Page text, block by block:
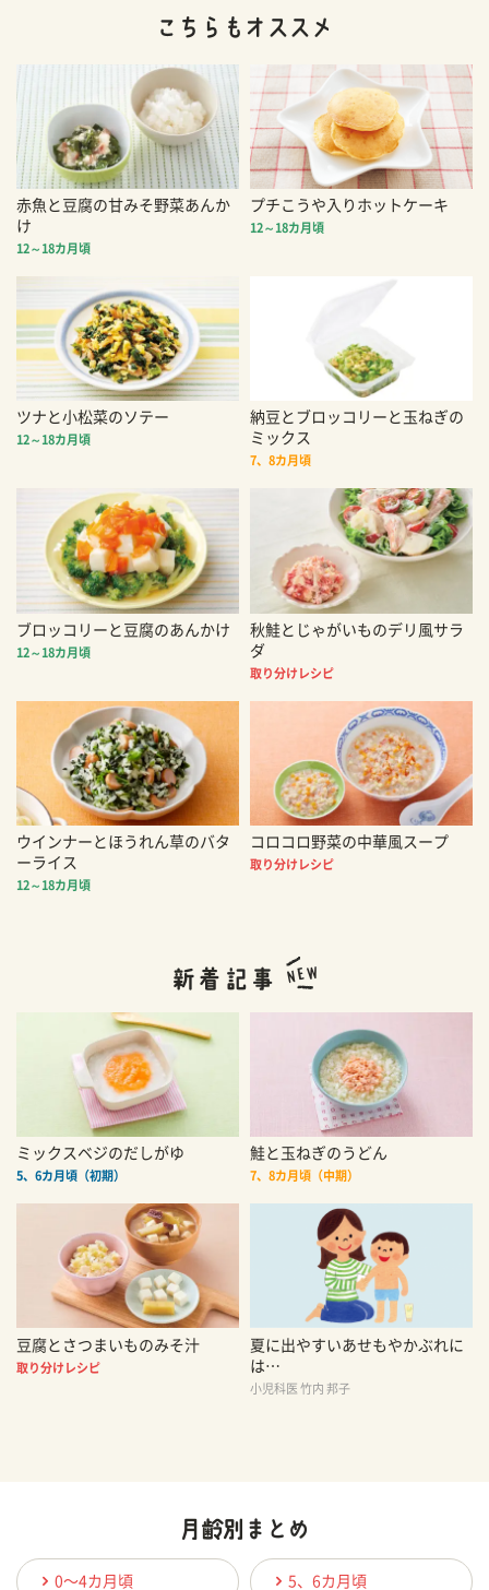
赤魚と豆腐の甘みそ野菜あんか
け
12～18カ月頃
プチこうや入りホットケーキ
12～18カ月頃
ツナと小松菜のソテー
12～18カ月頃
納豆とブロッコリーと玉ねぎの
ミックス
7、8カ月頃
ブロッコリーと豆腐のあんかけ
12～18カ月頃
秋鮭とじゃがいものデリ風サラ
ダ
取り分けレシピ
ウインナーとほうれん草のバタ
ーライス
12～18カ月頃
コロコロ野菜の中華風スープ
取り分けレシピ
ミックスベジのだしがゆ
5、6カ月頃（初期）
鮭と玉ねぎのうどん
7、8カ月頃（中期）
豆腐とさつまいものみそ汁
取り分けレシピ
夏に出やすいあせもやかぶれに
は…
小児科医 竹内 邦子
0〜4カ月頃 5、6カ月頃